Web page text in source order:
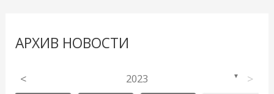
АРХИВ НОВОСТИ
< 2023 ▼ >